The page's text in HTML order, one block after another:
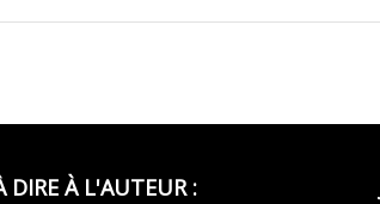
DIRE À L'AUTEUR :